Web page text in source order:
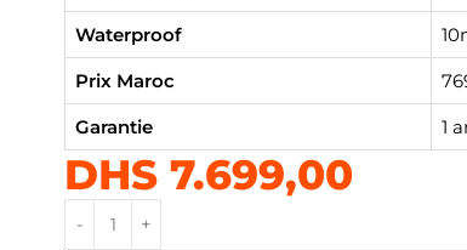
Waterproof
Prix Maroc
Garantie
1
DHS 7.699,00